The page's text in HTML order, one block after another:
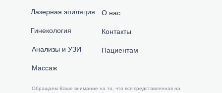
О нас
Лазерная эпиляция
Массаж
Гинекология
Анализы и УЗИ
​​Обращаем Ваше внимание на то, что вся представленная на
Контакты
Пациентам